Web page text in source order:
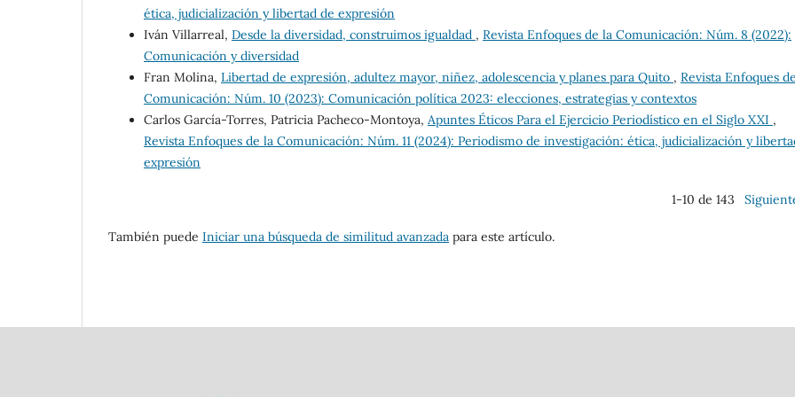
ética, judicialización y libertad de expresión
Iván Villarreal, Desde la diversidad, construimos igualdad , Revista Enfoques de la Comunicación: Núm. 8 (2022):
Comunicación y diversidad
Fran Molina, Libertad de expresión, adultez mayor, niñez, adolescencia y planes para Quito , Revista Enfoques
Comunicación: Núm. 10 (2023): Comunicación política 2023: elecciones, estrategias y contextos
Carlos García-Torres, Patricia Pacheco-Montoya, Apuntes Éticos Para el Ejercicio Periodístico en el Siglo XXI ,
Revista Enfoques de la Comunicación: Núm. 11 (2024): Periodismo de investigación: ética, judicialización y
expresión
1-10 de 143
También puede Iniciar una búsqueda de similitud avanzada para este artículo.